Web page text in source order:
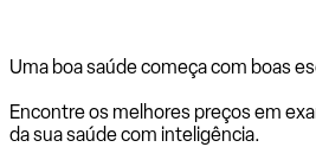
Uma boa saúde começa com boas
Encontre os melhores preços em
da sua saúde com inteligência.